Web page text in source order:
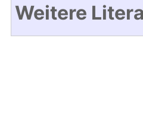
Weitere